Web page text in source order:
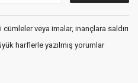
veya imalar, inançlara saldırı
harflerle yazılmış yorumlar